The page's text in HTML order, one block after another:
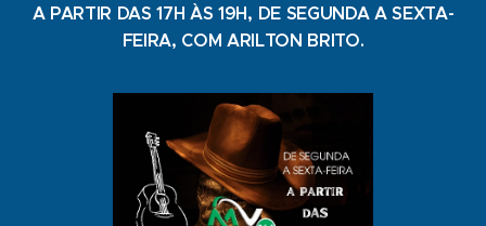
A PARTIR DAS 17H ÀS 19H, DE SEGUNDA A SEXTA-
FEIRA, COM ARILTON BRITO.